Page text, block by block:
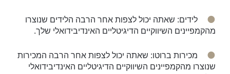
לידים: שאתה יכול לצפות אחר הרבה הלידים שנוצרו
מהקמפיינים השיווקיים הדיגיטליים האינדיבידואלי שלך.
מכירות ברוטו: שאתה יכול לצפות אחר הרבה המכירות
שנוצרו מהקמפיינים השיווקיים הדיגיטליים האינדיבידואלי